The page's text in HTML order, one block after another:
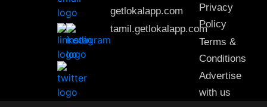
getlokalapp.com
tamil.getlokalapp.com
Privacy
Policy
Terms &
Conditions
Advertise
with us